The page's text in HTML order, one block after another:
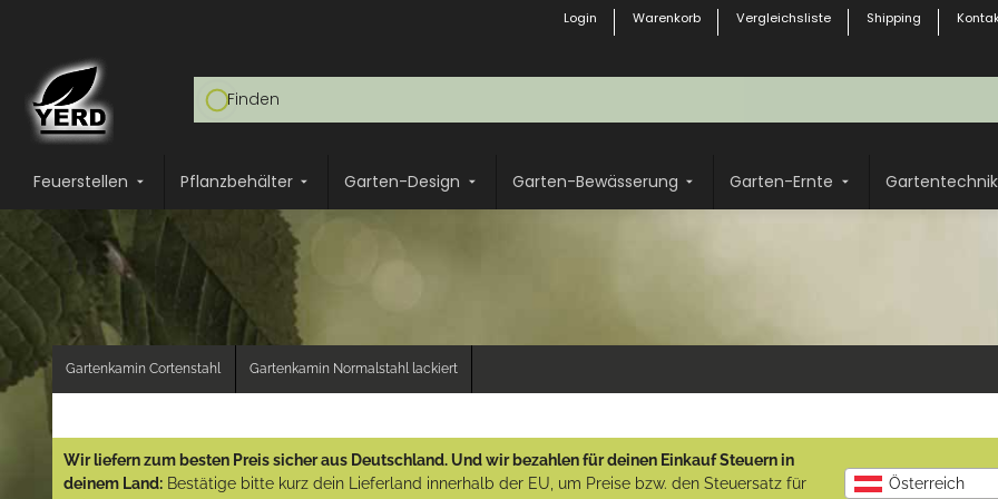
Login Warenkorb Vergleichsliste Shipping
Feuerstellen Pflanzbehälter Garten-Design Garten-Bewässerung Garten-Ernte Gartentechnik
Gartenkamin Cortenstahl Gartenkamin Normalstahl lackiert
Wir liefern zum besten Preis sicher aus Deutschland. Und wir bezahlen für deinen Einkauf Steuern in
deinem Land: Bestätige bitte kurz dein Lieferland innerhalb der EU, um Preise bzw. den Steuersatz für
Österreich